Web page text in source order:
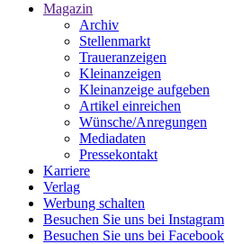
Magazin
Archiv
Stellenmarkt
Traueranzeigen
Kleinanzeigen
Kleinanzeige aufgeben
Artikel einreichen
Wünsche/Anregungen
Mediadaten
Pressekontakt
Karriere
Verlag
Werbung schalten
Besuchen Sie uns bei Instagram
Besuchen Sie uns bei Facebook